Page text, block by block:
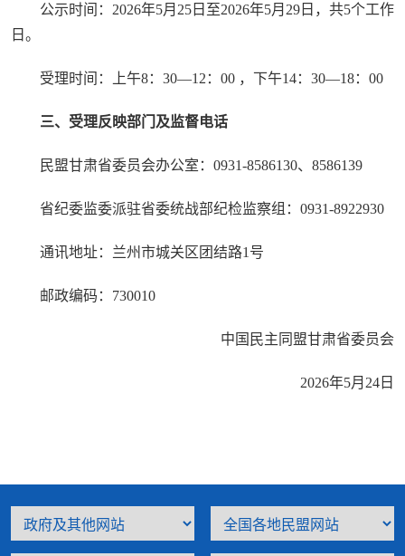
公示时间：2026年5月25日至2026年5月29日，共5个工作
日。
受理时间：上午8：30—12：00 ，下午14：30—18：00
三、受理反映部门及监督电话
民盟甘肃省委员会办公室：0931-8586130、8586139
省纪委监委派驻省委统战部纪检监察组：0931-8922930
通讯地址：兰州市城关区团结路1号
邮政编码：730010
中国民主同盟甘肃省委员会
2026年5月24日